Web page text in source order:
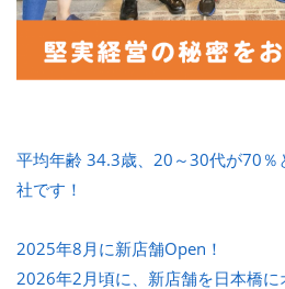
平均年齢 34.3歳、20～30代が70％
社です！
2025年8月に新店舗Open！
2026年2月頃に、新店舗を日本橋に